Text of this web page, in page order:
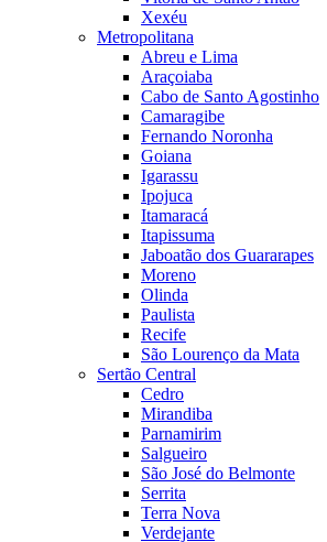
Xexéu
Metropolitana
Abreu e Lima
Araçoiaba
Cabo de Santo Agostinho
Camaragibe
Fernando Noronha
Goiana
Igarassu
Ipojuca
Itamaracá
Itapissuma
Jaboatão dos Guararapes
Moreno
Olinda
Paulista
Recife
São Lourenço da Mata
Sertão Central
Cedro
Mirandiba
Parnamirim
Salgueiro
São José do Belmonte
Serrita
Terra Nova
Verdejante